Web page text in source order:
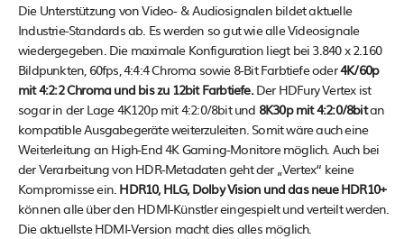
Die Unterstützung von Video- & Audiosignalen bildet aktuelle
Industrie-Standards ab. Es werden so gut wie alle Videosignale
wiedergegeben. Die maximale Konfiguration liegt bei 3.840 x 2.160
Bildpunkten, 60fps, 4:4:4 Chroma sowie 8-Bit Farbtiefe oder4K/60p
mit 4:2:2 Chroma und bis zu 12bit Farbtiefe.Der HDFury Vertex ist
sogar in der Lage 4K120p mit 4:2:0/8bit und 8K30p mit 4:2:0/8bitan
kompatible Ausgabegeräte weiterzuleiten. Somit wäre auch eine
Weiterleitung an High-End 4K Gaming-Monitore möglich. Auch bei
der Verarbeitung von HDR-Metadaten geht der „Vertex“ keine
Kompromisse ein. HDR10, HLG, Dolby Vision und das neue HDR10+
können alle über den HDMI-Künstler eingespielt und verteilt werden.
Die aktuellste HDMI-Version macht dies alles möglich.